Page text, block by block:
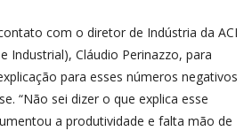
com o diretor de Indústria da ACI
Industrial), Cláudio Perinazzo, para
para esses números negativos
“Não sei dizer o que explica esse
a produtividade e falta mão de